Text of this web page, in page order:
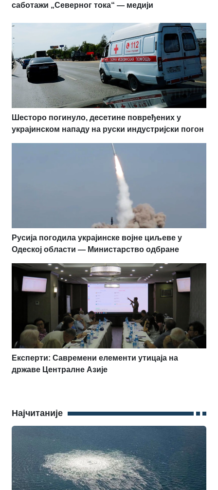
саботажи „Северног тока“ — медији
Шесторо погинуло, десетине повређених у
украјинском нападу на руски индустријски погон
Русија погодила украјинске војне циљеве у
Одеској области — Министарство одбране
Експерти: Савремени елементи утицаја на
државе Централне Азије
Најчитаније